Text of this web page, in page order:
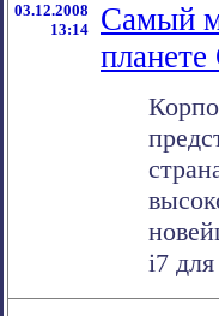
03.12.2008
13:14
Самый
i7